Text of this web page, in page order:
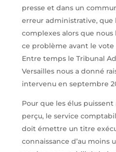
presse et dans un
erreur administrative, que
complexes alors que nous
ce problème avant le
Entre temps le Tribunal
Versailles nous a donné
intervenu en septembre
Pour que les élus
perçu, le service
doit émettre un titre
connaissance d’au moins